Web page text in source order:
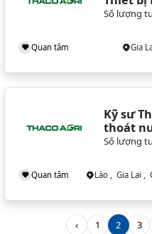
(Gia Lai)
Số lượng
Quan tâm Gia
Kỹ sư
thoát
Số lượng
Quan tâm Lào , Gia Lai ,
‹ 1 2 3